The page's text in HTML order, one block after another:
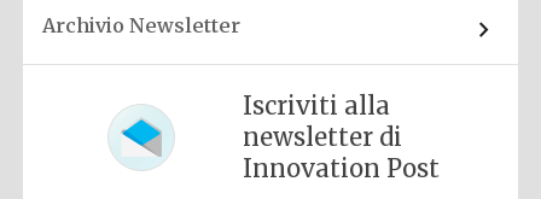
Archivio Newsletter
Iscriviti alla
newsletter di
Innovation Post